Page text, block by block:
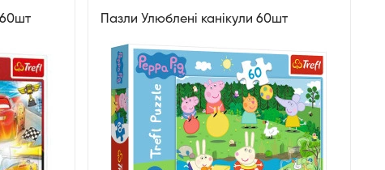
60шт Пазли Улюблені канікули 60шт